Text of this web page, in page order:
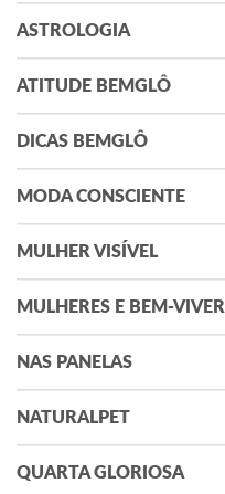
ASTROLOGIA
ATITUDE BEMGLÔ
DICAS BEMGLÔ
MODA CONSCIENTE
MULHER VISÍVEL
MULHERES E BEM-VIVER
NAS PANELAS
NATURALPET
QUARTA GLORIOSA